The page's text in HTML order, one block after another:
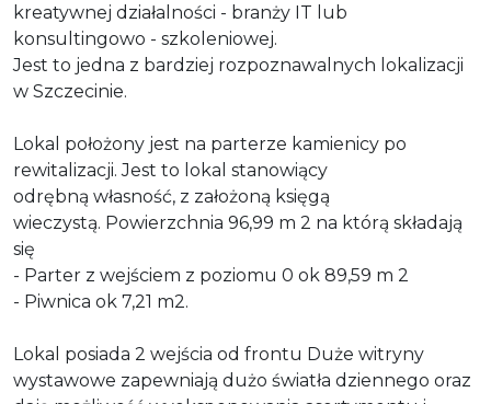
kreatywnej działalności - branży IT lub
konsultingowo - szkoleniowej.
Jest to jedna z bardziej rozpoznawalnych lokalizacji
w Szczecinie.
Lokal położony jest na parterze kamienicy po
rewitalizacji. Jest to lokal stanowiący
odrębną własność, z założoną księgą
wieczystą. Powierzchnia 96,99 m 2 na którą składają
się
- Parter z wejściem z poziomu 0 ok 89,59 m 2
- Piwnica ok 7,21 m2.
Lokal posiada 2 wejścia od frontu Duże witryny
wystawowe zapewniają dużo światła dziennego oraz